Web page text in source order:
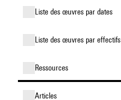
liste des œuvres par dates
liste des œuvres par effectifs
ressources
articles